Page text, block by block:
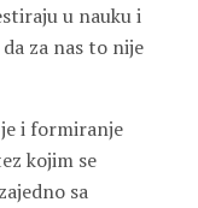
u nauku i
za nas to nije
i formiranje
kojim se
sa